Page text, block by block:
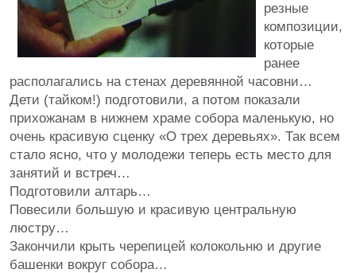
резные
композиции,
которые
ранее
располагались на стенах деревянной часовни…
Дети (тайком!) подготовили, а потом показали
прихожанам в нижнем храме собора маленькую, но
очень красивую сценку «О трех деревьях». Так всем
стало ясно, что у молодежи теперь есть место для
занятий и встреч…
Подготовили алтарь…
Повесили большую и красивую центральную
люстру…
Закончили крыть черепицей колокольню и другие
башенки вокруг собора…